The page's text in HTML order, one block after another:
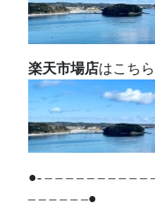
楽天市場店はこち
●- – – – – – – – – – –
– – – – – –●